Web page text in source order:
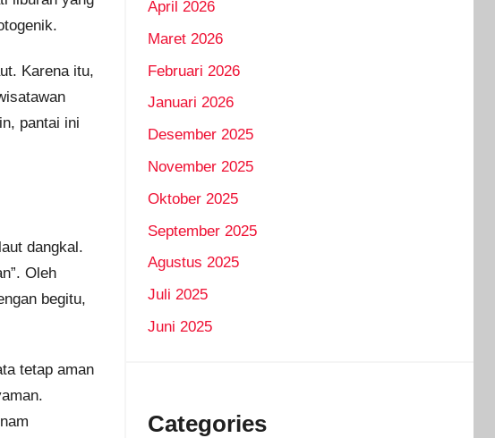
Karena itu,
pantai ini
dangkal.
Oleh
begitu,
tetap aman
April 2026
Maret 2026
Februari 2026
Januari 2026
Desember 2025
November 2025
Oktober 2025
September 2025
Agustus 2025
Juli 2025
Juni 2025
Categories